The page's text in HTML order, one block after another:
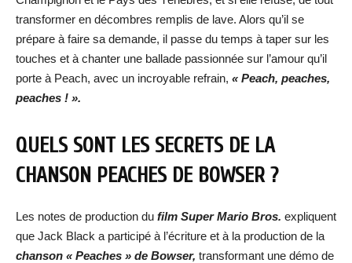
transformer en décombres remplis de lave. Alors qu’il se
prépare à faire sa demande, il passe du temps à taper sur les
touches et à chanter une ballade passionnée sur l’amour qu’il
porte à Peach, avec un incroyable refrain, « Peach, peaches,
peaches ! ».
QUELS SONT LES SECRETS DE LA
CHANSON PEACHES DE BOWSER ?
Les notes de production du film Super Mario Bros. expliquent
que Jack Black a participé à l’écriture et à la production de la
chanson « Peaches » de Bowser, transformant une démo de